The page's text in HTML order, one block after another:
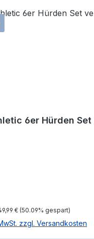
6er Hürden
Preis:
€ (50.09% gespart)
zzgl. Versandkosten